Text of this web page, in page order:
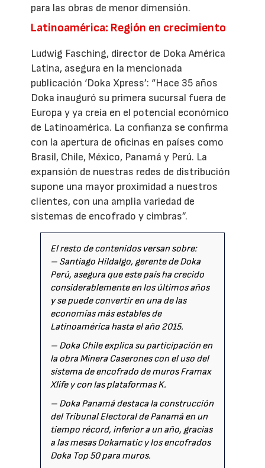
para las obras de menor dimensión.
Latinoamérica: Región en crecimiento
Ludwig Fasching, director de Doka América
Latina, asegura en la mencionada
publicación ‘Doka Xpress’: “Hace 35 años
Doka inauguró su primera sucursal fuera de
Europa y ya creía en el potencial económico
de Latinoamérica. La confianza se confirma
con la apertura de oficinas en países como
Brasil, Chile, México, Panamá y Perú. La
expansión de nuestras redes de distribución
supone una mayor proximidad a nuestros
clientes, con una amplia variedad de
sistemas de encofrado y cimbras”.
El resto de contenidos versan sobre:
– Santiago Hildalgo, gerente de Doka
Perú, asegura que este país ha crecido
considerablemente en los últimos años
y se puede convertir en una de las
economías más estables de
Latinoamérica hasta el año 2015.
– Doka Chile explica su participación en
la obra Minera Caserones con el uso del
sistema de encofrado de muros Framax
Xlife y con las plataformas K.
– Doka Panamá destaca la construcción
del Tribunal Electoral de Panamá en un
tiempo récord, inferior a un año, gracias
a las mesas Dokamatic y los encofrados
Doka Top 50 para muros.